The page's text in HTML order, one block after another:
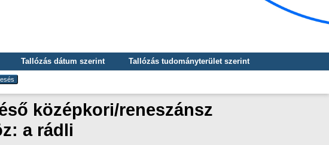
Tallózás dátum szerint
Tallózás tudományterület szerint
középkori/reneszánsz
a rádli